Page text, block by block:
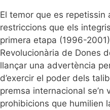
El temor que es
restriccions que els
primera etapa (1996-
Revolucionària de Dones
llançar una advertència
d’exercir el poder dels
premsa internacional
prohibicions que humilien